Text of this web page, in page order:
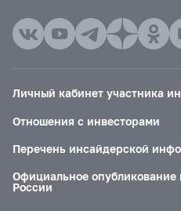
Личный кабинет участника
Отношения с инвесторами
Перечень инсайдерской
Официальное опубликование
России